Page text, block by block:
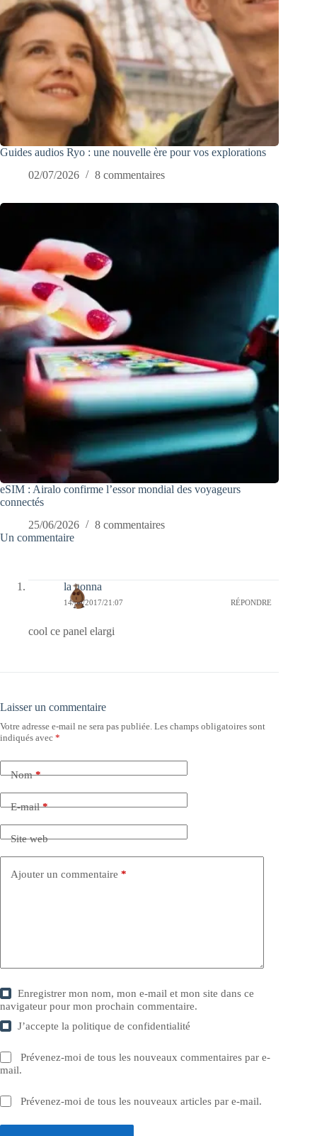
Guides audios Ryo : une nouvelle ère pour vos explorations
02/07/2026
8 commentaires
eSIM : Airalo confirme l’essor mondial des voyageurs
connectés
25/06/2026
8 commentaires
Un commentaire
la nonna
14/09/2017/21:07 RÉPONDRE
cool ce panel elargi
Laisser un commentaire
Votre adresse e-mail ne sera pas publiée. Les champs obligatoires sont
indiqués avec *
Nom*
E-mail*
Site web
Ajouter un commentaire *
Enregistrer mon nom, mon e-mail et mon site dans ce
navigateur pour mon prochain commentaire.
J’accepte lapolitique de confidentialité
Prévenez-moi de tous les nouveaux commentaires par e-
mail.
Prévenez-moi de tous les nouveaux articles par e-mail.